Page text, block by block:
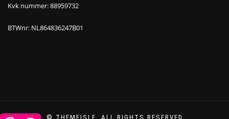
Kvk nummer: 88959732
BTWnr: NL864836247B01
© THEMEISLE, ALL RIGHTS RESERVED